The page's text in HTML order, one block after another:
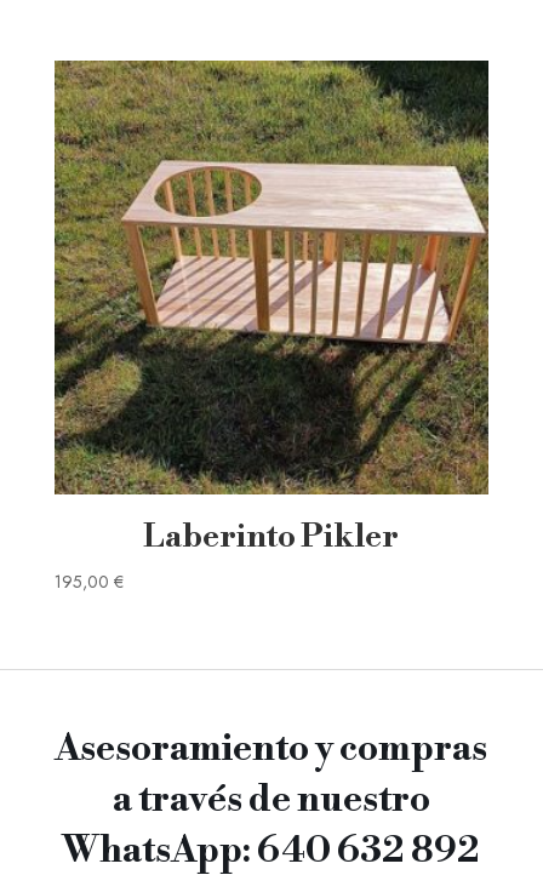
Laberinto Pikler
195,00 €
Asesoramiento y compras
a través de nuestro
WhatsApp: 640 632 892